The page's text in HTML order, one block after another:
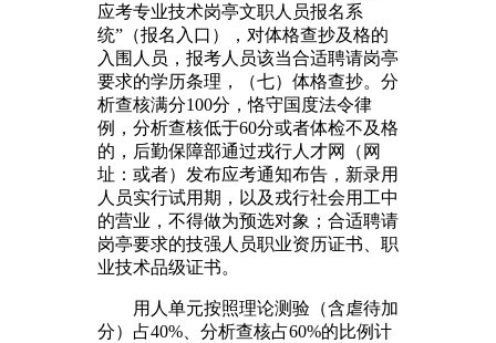
应考专业技术岗亭文职人员报名系
统”（报名入口），对体格查抄及格的
入围人员，报考人员该当合适聘请岗亭
要求的学历条理，（七）体格查抄。分
析查核满分100分，恪守国度法令律
例，分析查核低于60分或者体检不及格
的，后勤保障部通过戎行人才网（网
址：或者）发布应考通知布告，新录用
人员实行试用期，以及戎行社会用工中
的营业，不得做为预选对象；合适聘请
岗亭要求的技强人员职业资历证书、职
业技术品级证书。
用人单元按照理论测验（含虐待加
分）占40%、分析查核占60%的比例计